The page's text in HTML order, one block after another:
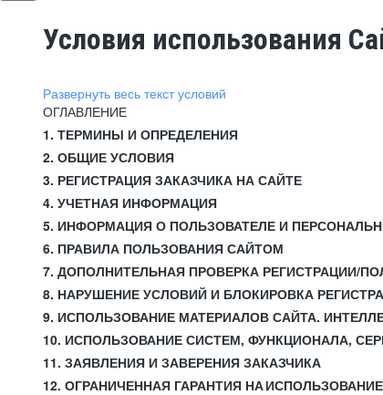
Условия использования
Развернуть весь текст условий
ОГЛАВЛЕНИЕ
1. ТЕРМИНЫ И ОПРЕДЕЛЕНИЯ
2. ОБЩИЕ УСЛОВИЯ
3. РЕГИСТРАЦИЯ ЗАКАЗЧИКА НА САЙТЕ
4. УЧЕТНАЯ ИНФОРМАЦИЯ
5. ИНФОРМАЦИЯ О ПОЛЬЗОВАТЕЛЕ И
6. ПРАВИЛА ПОЛЬЗОВАНИЯ САЙТОМ
7. ДОПОЛНИТЕЛЬНАЯ ПРОВЕРКА РЕГИСТРАЦИИ/
8. НАРУШЕНИЕ УСЛОВИЙ И БЛОКИРОВКА
9. ИСПОЛЬЗОВАНИЕ МАТЕРИАЛОВ САЙТА.
10. ИСПОЛЬЗОВАНИЕ СИСТЕМ, ФУНКЦИОНАЛА,
11. ЗАЯВЛЕНИЯ И ЗАВЕРЕНИЯ ЗАКАЗЧИКА
12. ОГРАНИЧЕННАЯ ГАРАНТИЯ НА